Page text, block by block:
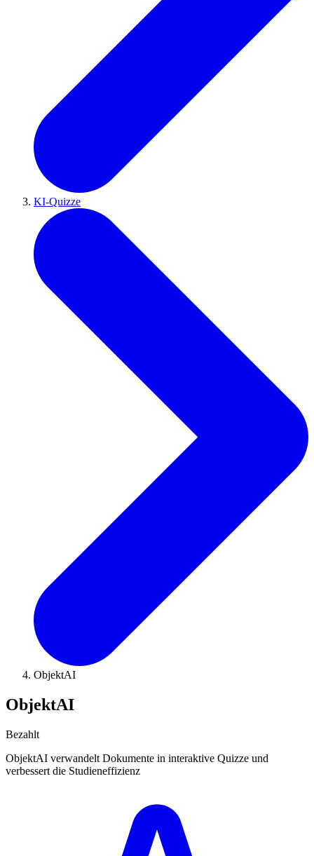
KI-Quizze
ObjektAI
ObjektAI
Bezahlt
ObjektAI verwandelt Dokumente in interaktive Quizze und
verbessert die Studieneffizienz